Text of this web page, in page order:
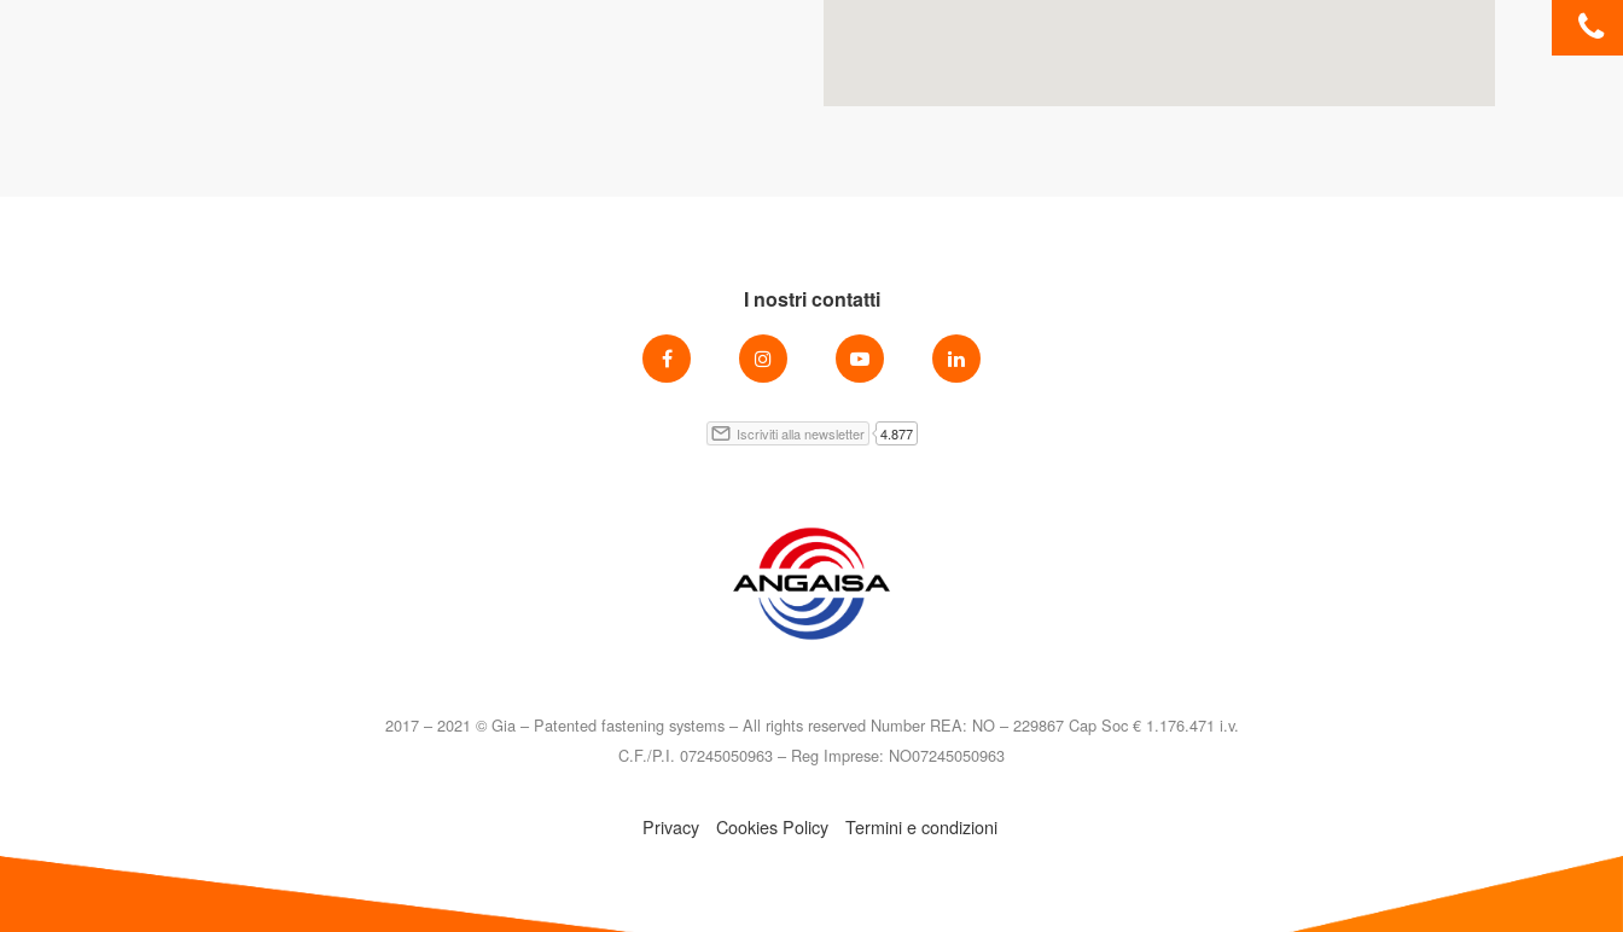
I nostri contatti
2017 – 2021 © Gia – Patented fastening systems – All rights reserved Number REA: NO – 229867 Cap Soc € 1.176.471 i.v.
C.F./P.I. 07245050963 – Reg Imprese: NO07245050963
Privacy Cookies Policy Termini e condizioni